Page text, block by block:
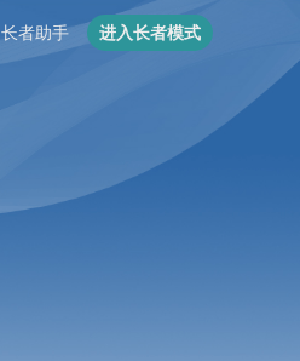
长者助手 进入长者模式